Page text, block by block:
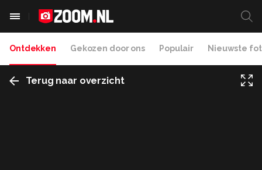
Ontdekken Gekozen door ons Populair Nieuwste
Terug naar overzicht